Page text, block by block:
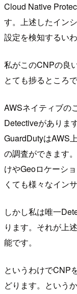
Cloud Native
す。上述したイン
設定を検知するい
私がこのCNPの良
とても捗るところで
AWSネイティブの
Detectiveがありま
GuardDutyはAWS
の調査ができます
けやGeoロケーシ
くても様々なイン
しかし私は唯一
ります。それが上
能です。
というわけでCNP
どります。という